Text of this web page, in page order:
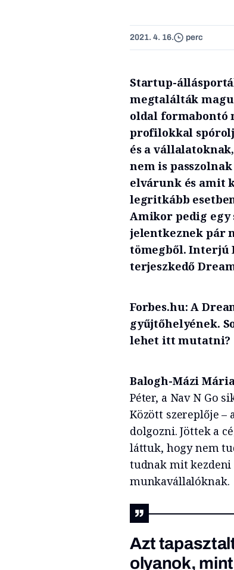
2021. 4. 16. perc
Startup-
megtalálták
oldal formabontó
profilokkal
és a
nem is
elvárunk és amit
legritkább
Amikor pedig egy
jelentkeznek pár
tömegből. Interjú
terjeszkedő
Forbes.hu: A
gyűjtőhelyének.
lehet itt mutatni?
Balogh-Mázi
Péter, a Nav N Go
Között szereplője –
dolgozni. Jöttek a
láttuk, hogy nem
tudnak mit kezdeni
munkavállalóknak.
Azt
olyanok,